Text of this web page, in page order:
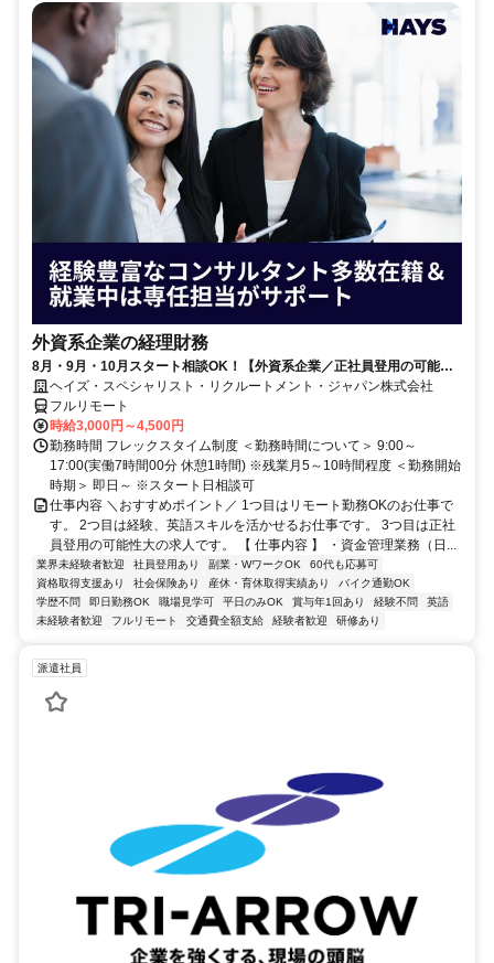
外資系企業の経理財務
8月・9月・10月スタート相談OK！【外資系企業／正社員登用の可能性
大／700万～800万／リモート勤務OK】経理財務
ヘイズ・スペシャリスト・リクルートメント・ジャパン株式会社
フルリモート
時給3,000円～4,500円
勤務時間 フレックスタイム制度 ＜勤務時間について＞ 9:00～
17:00(実働7時間00分 休憩1時間) ※残業月5～10時間程度 ＜勤務開始
時期＞ 即日～ ※スタート日相談可
仕事内容 ＼おすすめポイント／ 1つ目はリモート勤務OKのお仕事で
す。 2つ目は経験、英語スキルを活かせるお仕事です。 3つ目は正社
員登用の可能性大の求人です。 【 仕事内容 】 ・資金管理業務（日...
業界未経験者歓迎 社員登用あり 副業・WワークOK
60代も応募可
資格取得支援あり
社会保険あり 産休・育休取得実績あり
バイク通勤OK
学歴不問
即日勤務OK 職場見学可 平日のみOK 賞与年1回あり 経験不問
英語
未経験者歓迎
フルリモート 交通費全額支給 経験者歓迎 研修あり
派遣社員